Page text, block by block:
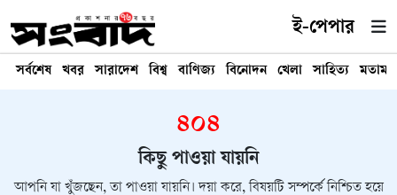
ই-পেপার
সর্বশেষ খবর সারাদেশ বিশ্ব বাণিজ্য বিনোদন খেলা সাহিত্য মতামত
৪০৪
কিছু পাওয়া যায়নি
আপনি যা খুঁজছেন, তা পাওয়া যায়নি। দয়া করে, বিষয়টি সম্পর্কে নিশ্চিত হয়ে